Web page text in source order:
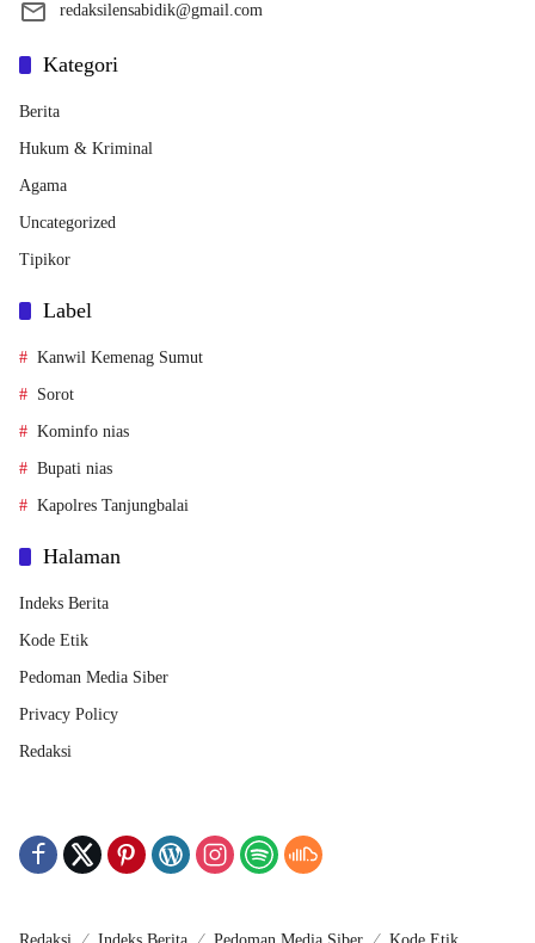
redaksilensabidik@gmail.com
Kategori
Berita
Hukum & Kriminal
Agama
Uncategorized
Tipikor
Label
Kanwil Kemenag Sumut
Sorot
Kominfo nias
Bupati nias
Kapolres Tanjungbalai
Halaman
Indeks Berita
Kode Etik
Pedoman Media Siber
Privacy Policy
Redaksi